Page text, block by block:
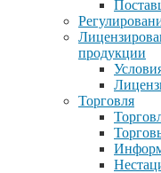
продукции
Торговля